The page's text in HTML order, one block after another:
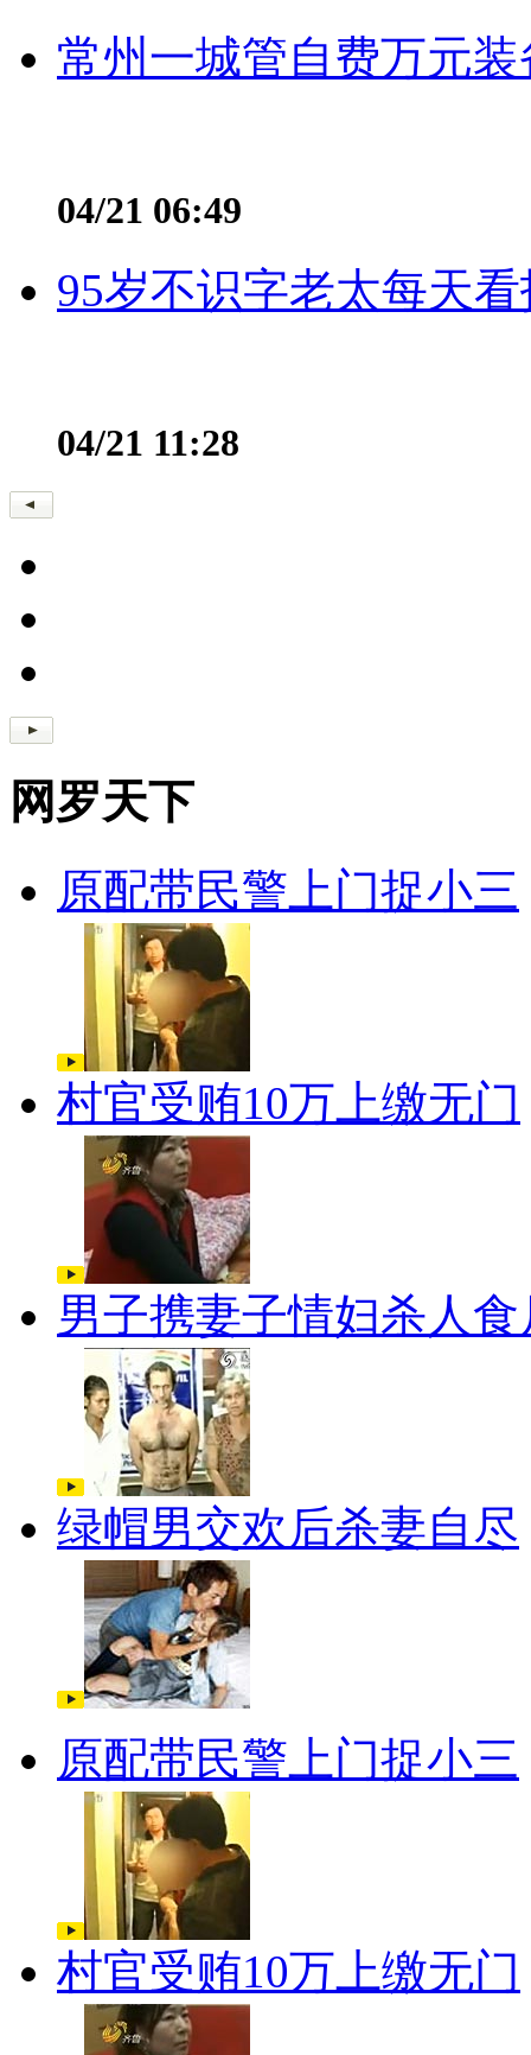
常州一城管自费万元
04/21 06:49
95岁不识字老太每天
04/21 11:28
网罗天下
原配带民警上门捉小三
村官受贿10万上缴无门
男子携妻子情妇杀人食
绿帽男交欢后杀妻自尽
原配带民警上门捉小三
村官受贿10万上缴无门